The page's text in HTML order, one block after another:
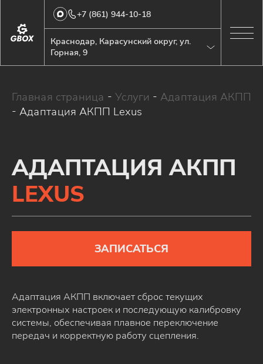
Краснодар, Карасунский округ, ул.
Горная, 9
+7 (861) 944-10-18
Главная страница - Услуги - Адаптация АКПП
- Адаптация АКПП Lexus
АДАПТАЦИЯ АКПП
LEXUS
ЗАПИСАТЬСЯ
Адаптация АКПП включает сброс текущих
электронных настроек и последующую калибровку
системы, обеспечивая плавное переключение
передач и корректную работу сцепления.